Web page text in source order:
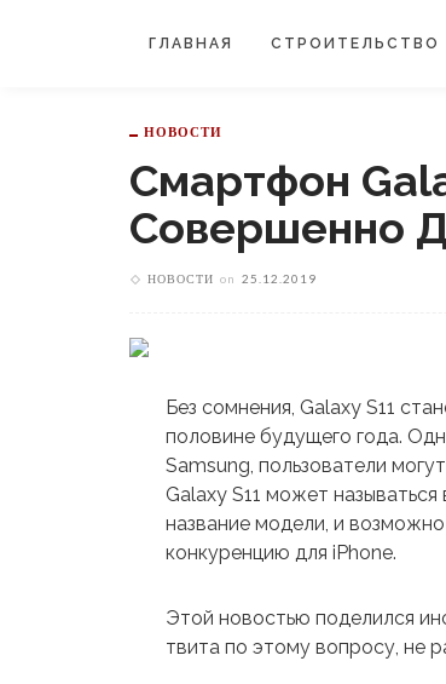
ГЛАВНАЯ СТРОИТЕЛЬСТВО
НОВОСТИ
Смартфон
Совершенно
НОВОСТИ on 25.12.2019
Без сомнения, Galaxy S11
половине будущего года.
Samsung, пользователи
Galaxy S11 может
название модели, и
конкуренцию для iPhone.
Этой новостью поделился
твита по этому вопросу, не